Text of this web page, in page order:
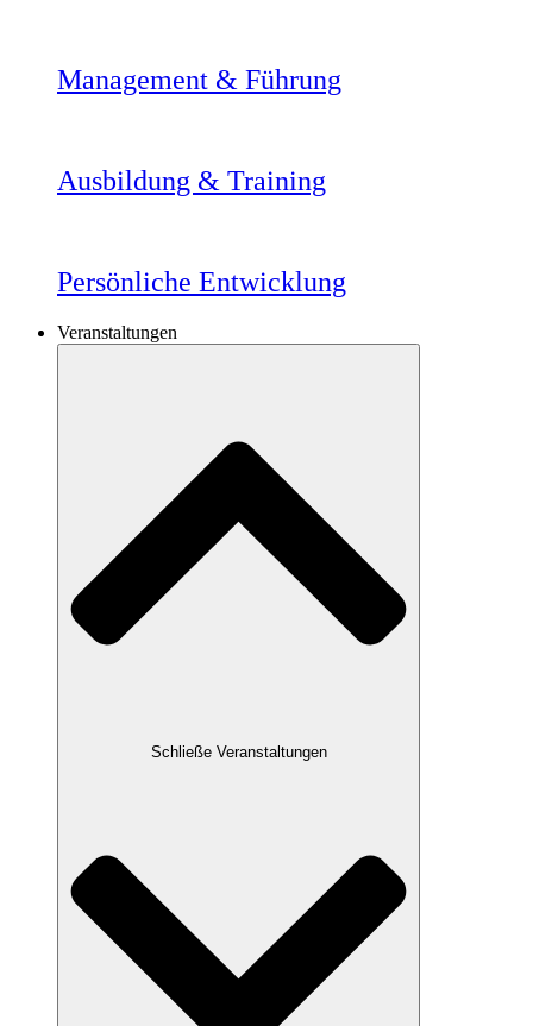
Management & Führung
Ausbildung & Training
Persönliche Entwicklung
Veranstaltungen
Schließe Veranstaltungen